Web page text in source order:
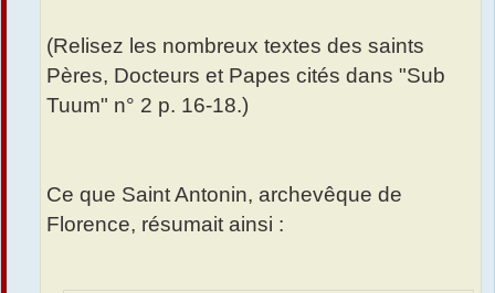
(Relisez les nombreux textes des saints
Pères, Docteurs et Papes cités dans "Sub
Tuum" n° 2 p. 16-18.)
Ce que Saint Antonin, archevêque de
Florence, résumait ainsi :